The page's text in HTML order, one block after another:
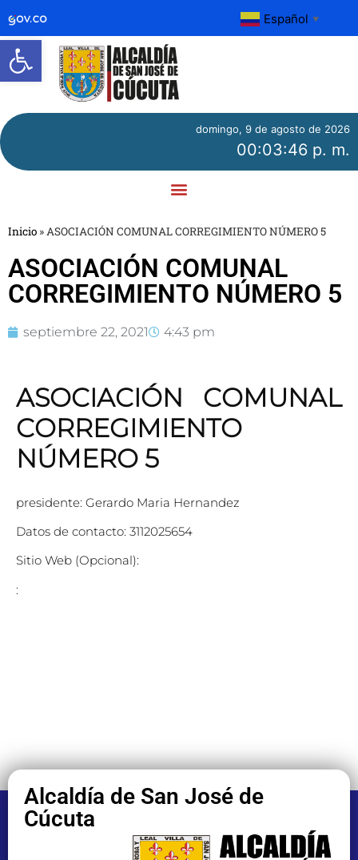
Abrir barra de herramientas
Español ▼
domingo, 9 de agosto de 2026
00:03:46 p. m.
Inicio » ASOCIACIÓN COMUNAL CORREGIMIENTO NÚMERO 5
ASOCIACIÓN COMUNAL
CORREGIMIENTO NÚMERO 5
septiembre 22, 2021 4:43 pm
ASOCIACIÓN COMUNAL
CORREGIMIENTO
NÚMERO 5
presidente: Gerardo Maria Hernandez
Datos de contacto: 3112025654
Sitio Web (Opcional):
:
Alcaldía de San José de
Cúcuta